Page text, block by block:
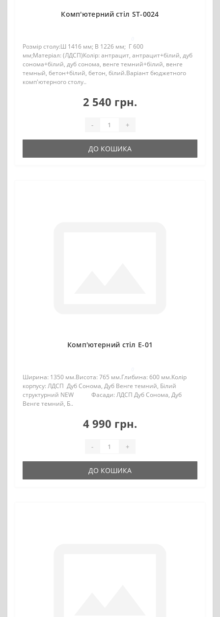
Комп'ютерний стіл ST-0024
Розмір столу:Ш 1416 мм; В 1226 мм; Г 600
мм;Матеріал: (ЛДСП)Колір: антрацит, антрацит+білий, дуб
сонома+білий, дуб сонома, венге темний+білий, венге
темный, бетон+білий, бетон, білий.Варіант бюджетного
комп'ютерного столу..
2 540 грн.
- +
ДО КОШИКА
Комп'ютерний стіл Е-01
Ширина: 1350 мм.Висота: 765 мм.Глибина: 600 мм.Колір
корпусу: ЛДСП Дуб Сонома, Дуб Венге темний, Білий
структурний NEW Фасади: ЛДСП Дуб Сонома, Дуб
Венге темний, Б..
4 990 грн.
- +
ДО КОШИКА